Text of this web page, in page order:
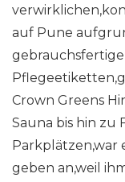
auf Pune
Crown Greens
Sauna bis hin zu
Parkplätzen,war
geben an,weil